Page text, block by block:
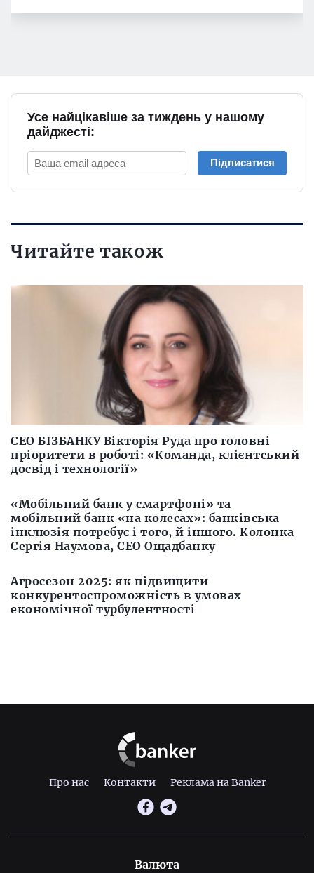
Усе найцікавіше за тиждень у нашому
дайджесті:
Підписатися
Читайте також
CEO БІЗБАНКУ Вікторія Руда про головні
пріоритети в роботі: «Команда, клієнтський
досвід і технології»
«Мобільний банк у смартфоні» та
мобільний банк «на колесах»: банківська
інклюзія потребує і того, й іншого. Колонка
Сергія Наумова, СЕО Ощадбанку
Агросезон 2025: як підвищити
конкурентоспроможність в умовах
економічної турбулентності
Про нас Контакти Реклама на Banker
Валюта